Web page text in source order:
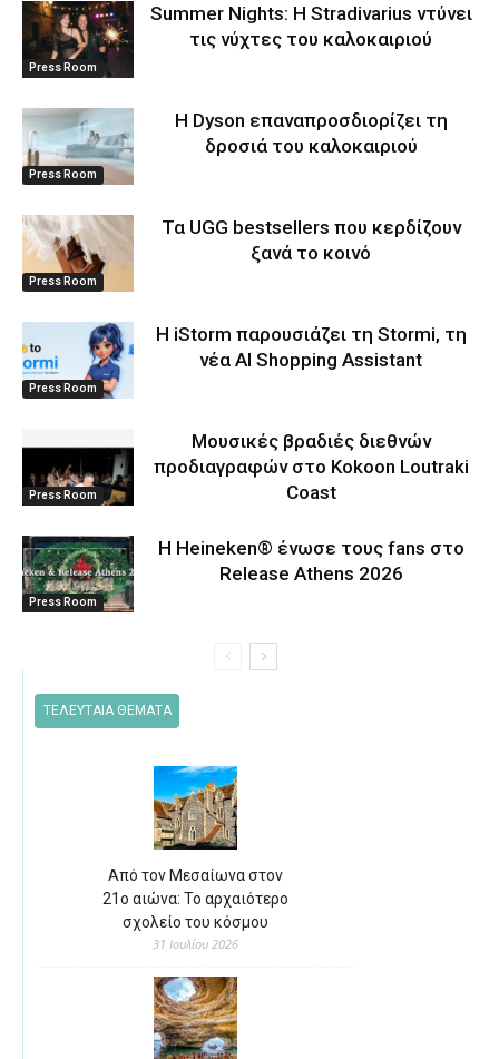
Press Room
Summer Nights: Η Stradivarius ντύνει
τις νύχτες του καλοκαιριού
Press Room
Η Dyson επαναπροσδιορίζει τη
δροσιά του καλοκαιριού
Press Room
Τα UGG bestsellers που κερδίζουν
ξανά το κοινό
Press Room
Η iStorm παρουσιάζει τη Stormi, τη
νέα AI Shopping Assistant
Press Room
Μουσικές βραδιές διεθνών
προδιαγραφών στο Kokoon Loutraki
Coast
Press Room
Η Heineken® ένωσε τους fans στο
Release Athens 2026
ΤΕΛΕΥΤΑΙΑ ΘΕΜΑΤΑ
Από τον Μεσαίωνα στον
21ο αιώνα: Το αρχαιότερο
σχολείο του κόσμου
31 Ιουλίου 2026